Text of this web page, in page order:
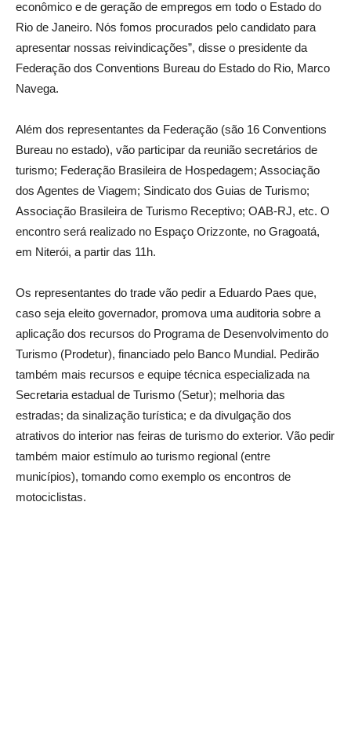
econômico e de geração de empregos em todo o Estado do
Rio de Janeiro. Nós fomos procurados pelo candidato para
apresentar nossas reivindicações”, disse o presidente da
Federação dos Conventions Bureau do Estado do Rio, Marco
Navega.
Além dos representantes da Federação (são 16 Conventions
Bureau no estado), vão participar da reunião secretários de
turismo; Federação Brasileira de Hospedagem; Associação
dos Agentes de Viagem; Sindicato dos Guias de Turismo;
Associação Brasileira de Turismo Receptivo; OAB-RJ, etc. O
encontro será realizado no Espaço Orizzonte, no Gragoatá,
em Niterói, a partir das 11h.
Os representantes do trade vão pedir a Eduardo Paes que,
caso seja eleito governador, promova uma auditoria sobre a
aplicação dos recursos do Programa de Desenvolvimento do
Turismo (Prodetur), financiado pelo Banco Mundial. Pedirão
também mais recursos e equipe técnica especializada na
Secretaria estadual de Turismo (Setur); melhoria das
estradas; da sinalização turística; e da divulgação dos
atrativos do interior nas feiras de turismo do exterior. Vão pedir
também maior estímulo ao turismo regional (entre
municípios), tomando como exemplo os encontros de
motociclistas.